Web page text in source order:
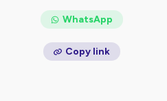
Alsace ; Dominique Bintz,
médecin coordinateur
WhatsApp
Copy link